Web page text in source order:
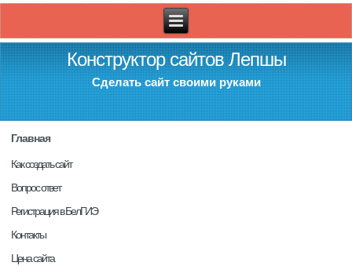
Конструктор сайтов Лепшы
Сделать сайт своими руками
Главная
Как создать сайт
Вопрос ответ
Регистрация в БелГИЭ
Контакты
Цена сайта